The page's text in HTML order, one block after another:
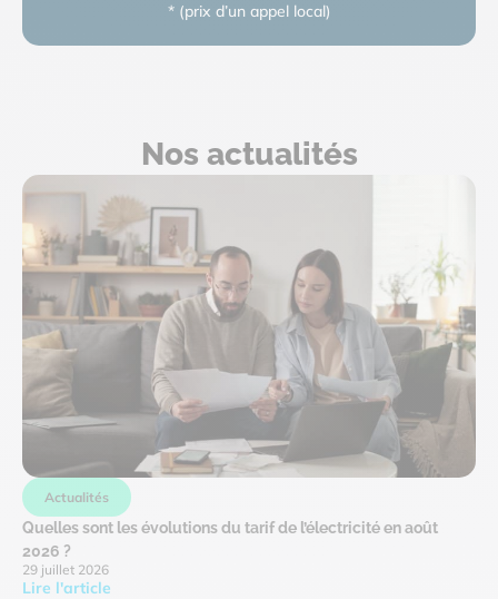
* (prix d’un appel local)
Nos actualités
Actualités
Quelles sont les évolutions du tarif de l’électricité en août
2026 ?
29 juillet 2026
Lire l'article